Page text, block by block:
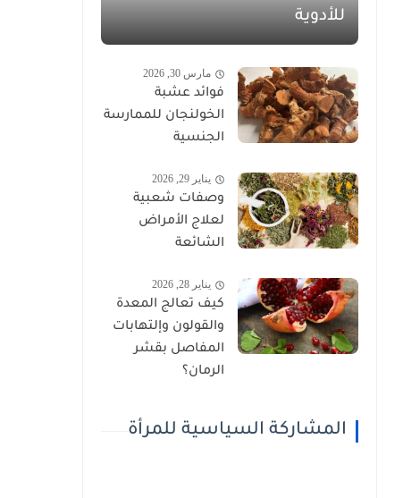
للأدوية
مارس 30, 2026
فوائد عشبة
الخولنجان للممارسة
الجنسية
يناير 29, 2026
وصفات شعبية
لعلاج الأمراض
الشائعة
يناير 28, 2026
كيف تعالج المعدة
والقولون وإلتهابات
المفاصل بقشر
الرمان؟
المشاركة السياسية للمرأة